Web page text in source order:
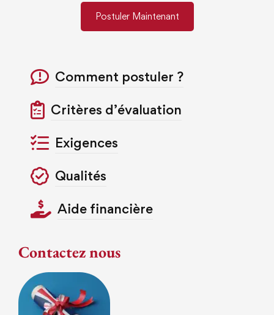
Postuler Maintenant
Comment postuler ?
Critères d’évaluation
Exigences
Qualités
Aide financière
Contactez nous